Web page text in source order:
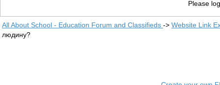
Please
All About School - Education Forum and Classifieds -> Website Link
людину?